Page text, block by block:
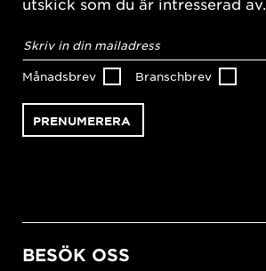
utskick som du är intresserad av.
postadress*
Månadsbrev Branschbrev
BESÖK OSS